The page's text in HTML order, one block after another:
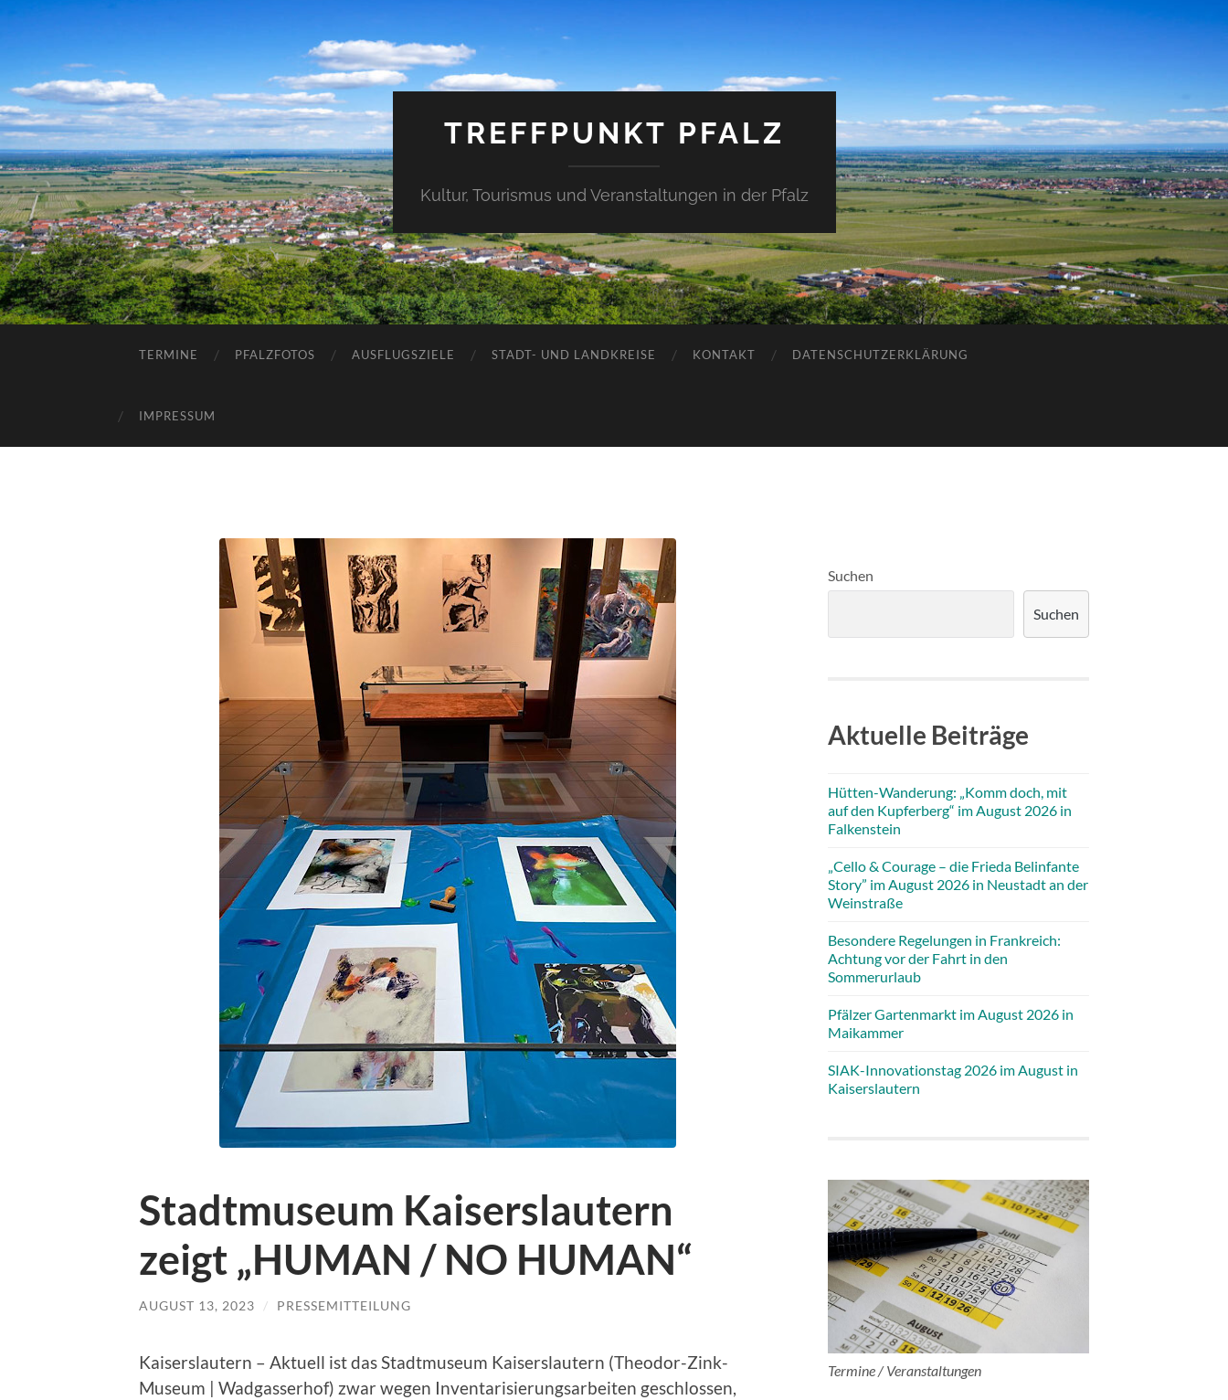
TREFFPUNKT PFALZ
Kultur, Tourismus und Veranstaltungen in der Pfalz
TERMINE PFALZFOTOS AUSFLUGSZIELE STADT- UND LANDKREISE KONTAKT DATENSCHUTZERKLÄRUNG
IMPRESSUM
Stadtmuseum Kaiserslautern
zeigt „HUMAN / NO HUMAN“
AUGUST 13, 2023 / PRESSEMITTEILUNG
Kaiserslautern – Aktuell ist das Stadtmuseum Kaiserslautern (Theodor-Zink-
Museum | Wadgasserhof) zwar wegen Inventarisierungsarbeiten geschlossen,
Suchen
Suchen
Aktuelle Beiträge
Hütten-Wanderung: „Komm doch, mit
auf den Kupferberg“ im August 2026 in
Falkenstein
„Cello & Courage – die Frieda Belinfante
Story” im August 2026 in Neustadt an der
Weinstraße
Besondere Regelungen in Frankreich:
Achtung vor der Fahrt in den
Sommerurlaub
Pfälzer Gartenmarkt im August 2026 in
Maikammer
SIAK-Innovationstag 2026 im August in
Kaiserslautern
Termine / Veranstaltungen